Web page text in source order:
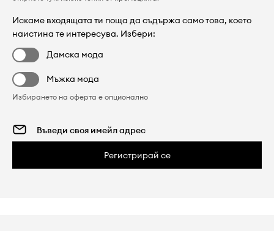
Искаме входящата ти поща да съдържа само това, което
наистина те интересува. Избери:
Дамска мода
Мъжка мода
Избирането на оферта е опционално
Регистрирай се